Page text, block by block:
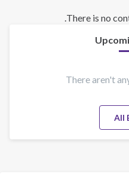
There is no
There aren't
All